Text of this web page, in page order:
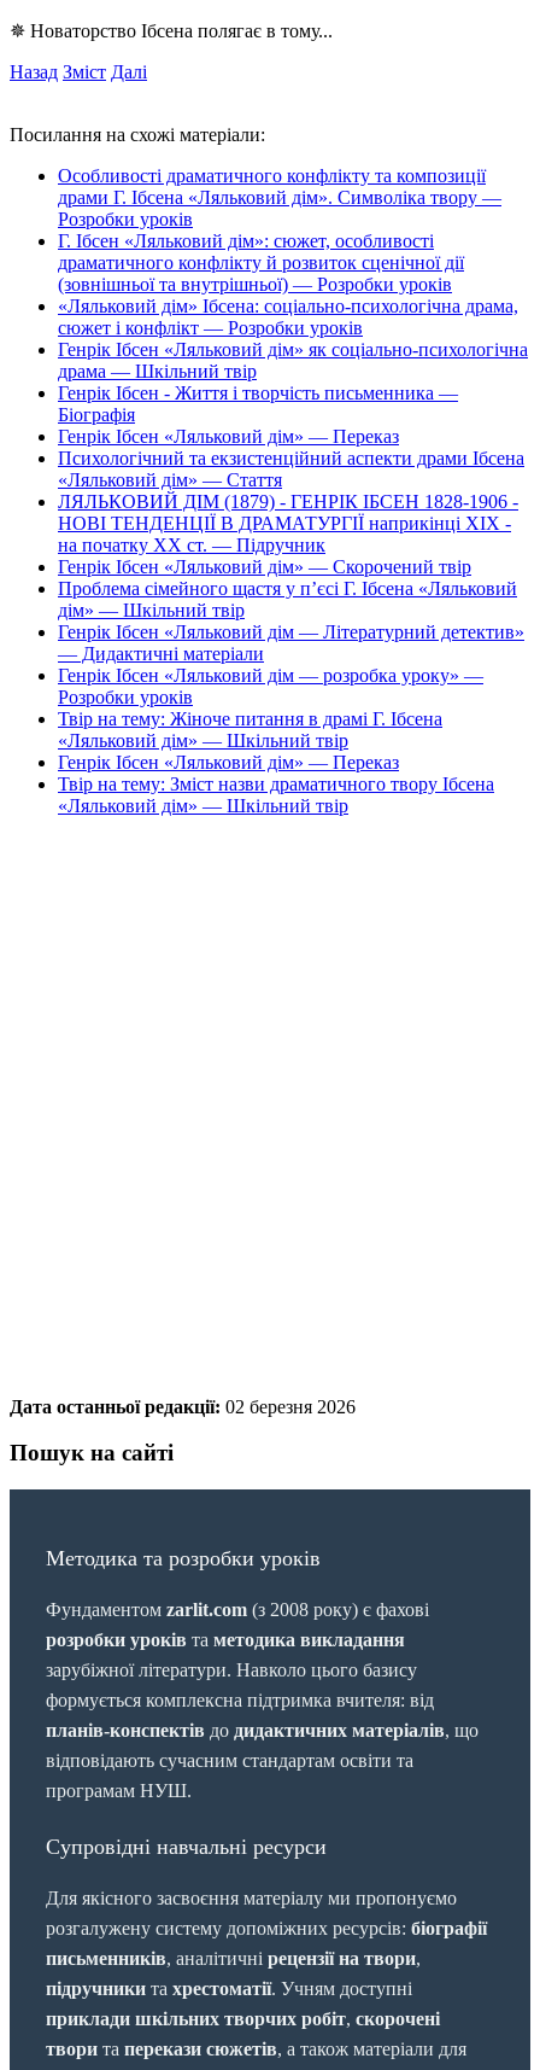
✵ Новаторство Ібсена полягає в тому...
Назад Зміст Далі
Посилання на схожі матеріали:
Особливості драматичного конфлікту та композиції
драми Г. Ібсена «Ляльковий дім». Символіка твору —
Розробки уроків
Г. Ібсен «Ляльковий дім»: сюжет, особливості
драматичного конфлікту й розвиток сценічної дії
(зовнішньої та внутрішньої) — Розробки уроків
«Ляльковий дім» Ібсена: соціально-психологічна драма,
сюжет і конфлікт — Розробки уроків
Генрік Ібсен «Ляльковий дім» як соціально-психологічна
драма — Шкільний твір
Генрік Ібсен - Життя і творчість письменника —
Біографія
Генрік Ібсен «Ляльковий дім» — Переказ
Психологічний та екзистенційний аспекти драми Ібсена
«Ляльковий дім» — Стаття
ЛЯЛЬКОВИЙ ДІМ (1879) - ГЕНРІК ІБСЕН 1828-1906 -
НОВІ ТЕНДЕНЦІЇ В ДРАМАТУРГІЇ наприкінці XIX -
на початку XX ст. — Підручник
Генрік Ібсен «Ляльковий дім» — Скорочений твір
Проблема сімейного щастя у п’єсі Г. Ібсена «Ляльковий
дім» — Шкільний твір
Генрік Ібсен «Ляльковий дім — Літературний детектив»
— Дидактичні матеріали
Генрік Ібсен «Ляльковий дім — розробка уроку» —
Розробки уроків
Твір на тему: Жіноче питання в драмі Г. Ібсена
«Ляльковий дім» — Шкільний твір
Генрік Ібсен «Ляльковий дім» — Переказ
Твір на тему: Зміст назви драматичного твору Ібсена
«Ляльковий дім» — Шкільний твір
Дата останньої редакції: 02 березня 2026
Пошук на сайті
Методика та розробки уроків
Фундаментом zarlit.com (з 2008 року) є фахові
розробки уроків та методика викладання
зарубіжної літератури. Навколо цього базису
формується комплексна підтримка вчителя: від
планів-конспектів до дидактичних матеріалів, що
відповідають сучасним стандартам освіти та
програмам НУШ.
Супровідні навчальні ресурси
Для якісного засвоєння матеріалу ми пропонуємо
розгалужену систему допоміжних ресурсів: біографії
письменників, аналітичні рецензії на твори,
підручники та хрестоматії. Учням доступні
приклади шкільних творчих робіт, скорочені
твори та перекази сюжетів, а також матеріали для